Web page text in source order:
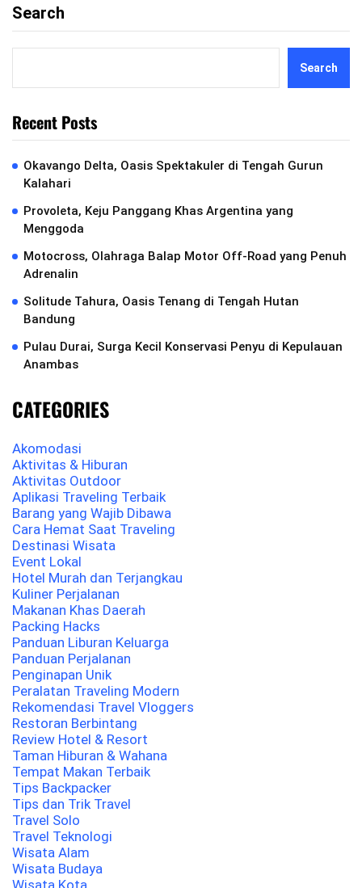
Search
Search
Recent Posts
Okavango Delta, Oasis Spektakuler di Tengah Gurun
Kalahari
Provoleta, Keju Panggang Khas Argentina yang
Menggoda
Motocross, Olahraga Balap Motor Off-Road yang Penuh
Adrenalin
Solitude Tahura, Oasis Tenang di Tengah Hutan
Bandung
Pulau Durai, Surga Kecil Konservasi Penyu di Kepulauan
Anambas
CATEGORIES
Akomodasi
Aktivitas & Hiburan
Aktivitas Outdoor
Aplikasi Traveling Terbaik
Barang yang Wajib Dibawa
Cara Hemat Saat Traveling
Destinasi Wisata
Event Lokal
Hotel Murah dan Terjangkau
Kuliner Perjalanan
Makanan Khas Daerah
Packing Hacks
Panduan Liburan Keluarga
Panduan Perjalanan
Penginapan Unik
Peralatan Traveling Modern
Rekomendasi Travel Vloggers
Restoran Berbintang
Review Hotel & Resort
Taman Hiburan & Wahana
Tempat Makan Terbaik
Tips Backpacker
Tips dan Trik Travel
Travel Solo
Travel Teknologi
Wisata Alam
Wisata Budaya
Wisata Kota